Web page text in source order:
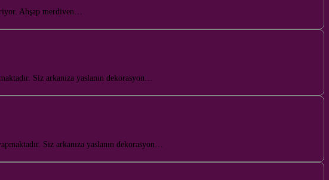
Ahşap merdiven…
Siz arkanıza yaslanın dekorasyon…
Siz arkanıza yaslanın dekorasyon…